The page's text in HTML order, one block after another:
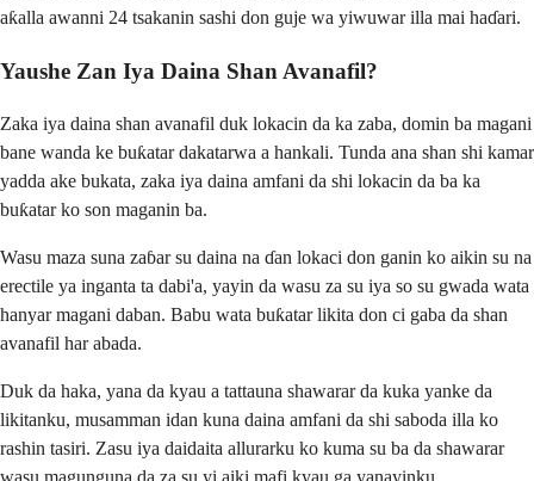
aƙalla awanni 24 tsakanin sashi don guje wa yiwuwar illa mai haɗari.
Yaushe Zan Iya Daina Shan Avanafil?
Zaka iya daina shan avanafil duk lokacin da ka zaba, domin ba magani
bane wanda ke buƙatar dakatarwa a hankali. Tunda ana shan shi kamar
yadda ake bukata, zaka iya daina amfani da shi lokacin da ba ka
buƙatar ko son maganin ba.
Wasu maza suna zaɓar su daina na ɗan lokaci don ganin ko aikin su na
erectile ya inganta ta dabi'a, yayin da wasu za su iya so su gwada wata
hanyar magani daban. Babu wata buƙatar likita don ci gaba da shan
avanafil har abada.
Duk da haka, yana da kyau a tattauna shawarar da kuka yanke da
likitanku, musamman idan kuna daina amfani da shi saboda illa ko
rashin tasiri. Zasu iya daidaita allurarku ko kuma su ba da shawarar